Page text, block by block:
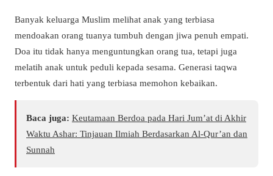
Banyak keluarga Muslim melihat anak yang terbiasa
mendoakan orang tuanya tumbuh dengan jiwa penuh empati.
Doa itu tidak hanya menguntungkan orang tua, tetapi juga
melatih anak untuk peduli kepada sesama. Generasi taqwa
terbentuk dari hati yang terbiasa memohon kebaikan.
Baca juga: Keutamaan Berdoa pada Hari Jum’at di Akhir
Waktu Ashar: Tinjauan Ilmiah Berdasarkan Al-Qur’an dan
Sunnah